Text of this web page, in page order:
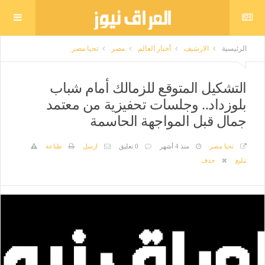
الرئيسية الارشيف أخبار العالم مصر تحيا مصر
التشكيل المتوقع للزمالك أمام شباب
بلوزداد.. وجلسات تحفيزية من معتمد
جمال قبل المواجهة الحاسمة
تحيا مصر منذ 4 أشهر 0 تعليق ارسل
طباعة
تبليغ
حذف